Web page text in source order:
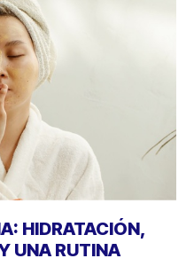
HIDRATACIÓN,
UNA RUTINA